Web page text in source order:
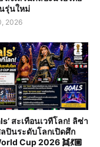
รุ่นใหม่
2026
สะเทือนเวทีโลก! ลิซ่า
ปินระดับโลกเปิดศึก
Cup 2026 👯💃🏼